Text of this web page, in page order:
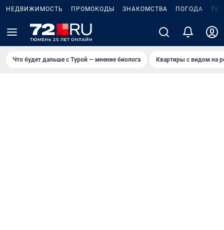
НЕДВИЖИМОСТЬ ПРОМОКОДЫ ЗНАКОМСТВА ПОГОДА
Что будет дальше с Турой — мнение биолога Квартиры с видом на